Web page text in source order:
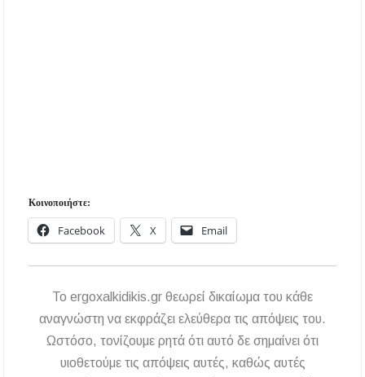
Κοινοποιήστε:
Facebook X Email
To ergoxalkidikis.gr θεωρεί δικαίωμα του κάθε
αναγνώστη να εκφράζει ελεύθερα τις απόψεις του.
Ωστόσο, τονίζουμε ρητά ότι αυτό δε σημαίνει ότι
υιοθετούμε τις απόψεις αυτές, καθώς αυτές